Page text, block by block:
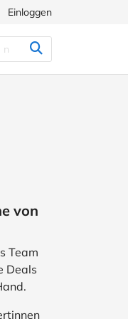
Einloggen
von
Team
Deals